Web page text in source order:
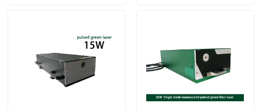
Richiedi un preventivo